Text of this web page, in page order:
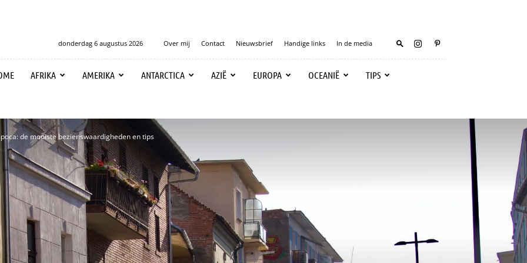
donderdag 6 augustus 2026 Over mij Contact Nieuwsbrief Handige links In de media
AFRIKA AMERIKA ANTARCTICA AZIË EUROPA OCEANIË TIPS
de mooiste bezienswaardigheden en tips